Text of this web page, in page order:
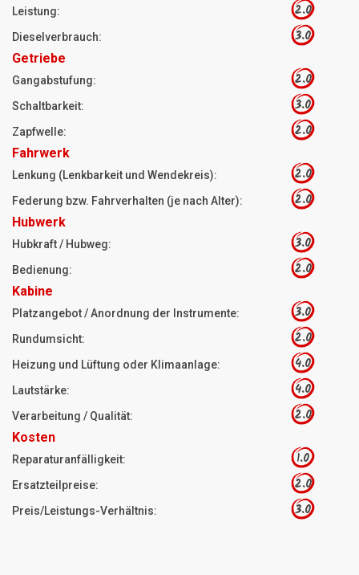
Leistung: 2.0
Dieselverbrauch: 3.0
Getriebe
Gangabstufung: 2.0
Schaltbarkeit: 3.0
Zapfwelle: 2.0
Fahrwerk
Lenkung (Lenkbarkeit und Wendekreis): 2.0
Federung bzw. Fahrverhalten (je nach Alter): 2.0
Hubwerk
Hubkraft / Hubweg: 3.0
Bedienung: 2.0
Kabine
Platzangebot / Anordnung der Instrumente: 3.0
Rundumsicht: 2.0
Heizung und Lüftung oder Klimaanlage: 4.0
Lautstärke: 4.0
Verarbeitung / Qualität: 2.0
Kosten
Reparaturanfälligkeit: 1.0
Ersatzteilpreise: 2.0
Preis/Leistungs-Verhältnis: 3.0